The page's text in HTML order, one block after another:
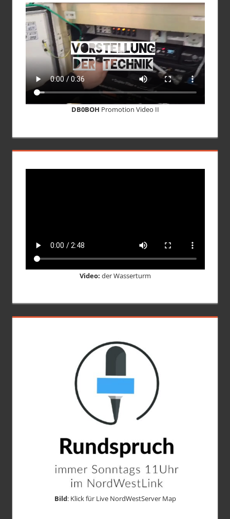
DB0BOH Promotion Video II
Video: der Wasserturm
Bild: Klick für Live NordWestServer Map